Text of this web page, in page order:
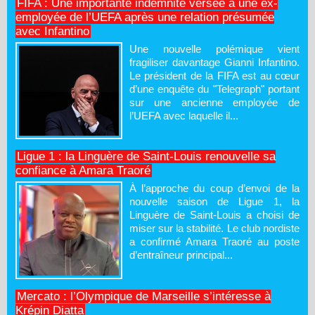
FIFA : Une importante indemnité versée à une ex-
employée de l’UEFA après une relation présumée
avec Infantino
Une nouvelle polémique vient
fragiliser davantage Gianni Infantino.
Le président de la FIFA est au cœur
d’une enquête du "Telegraph" portant
sur une ancienne employée de
l’UEFA avec laquelle il...
Ligue 1 : la Linguère de Saint-Louis renouvelle sa
confiance à Amara Traoré
À l’approche du coup d’envoi de la
nouvelle saison de Ligue 1, la
Linguère de Saint-Louis a choisi de
miser sur la stabilité. Le club nordiste
a confirmé Amara Traoré au poste
d’entraîneur principal...
Mercato : l’Olympique de Marseille s’intéresse à
Krépin Diatta